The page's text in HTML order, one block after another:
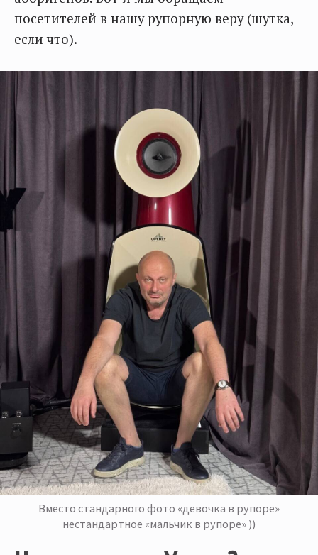
посетителей в нашу рупорную веру (шутка,
если что).
Вместо стандарного фото «девочка в рупоре»
нестандартное «мальчик в рупоре» ))